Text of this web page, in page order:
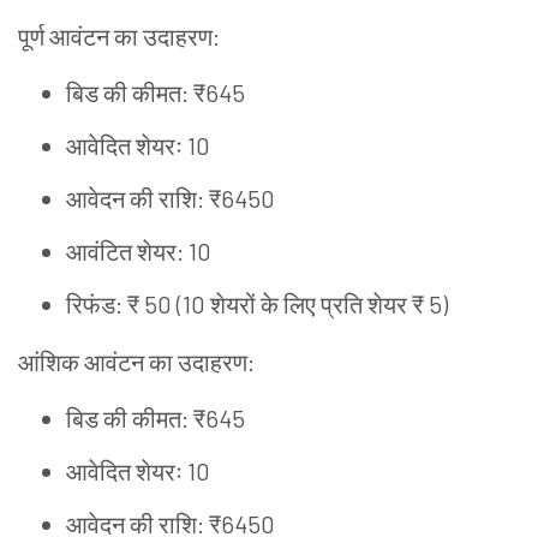
पूर्णआवंटनकाउदाहरण:
बिडकीकीमत: ₹645
आवेदितशेयरः 10
आवेदनकीराशि: ₹6450
आवंटितशेयर: 10
रिफंड: ₹ 50 (10शेयरोंकेलिएप्रतिशेयर₹ 5)
आंशिकआवंटनकाउदाहरण:
बिडकीकीमत: ₹645
आवेदितशेयरः 10
आवेदनकीराशि: ₹6450